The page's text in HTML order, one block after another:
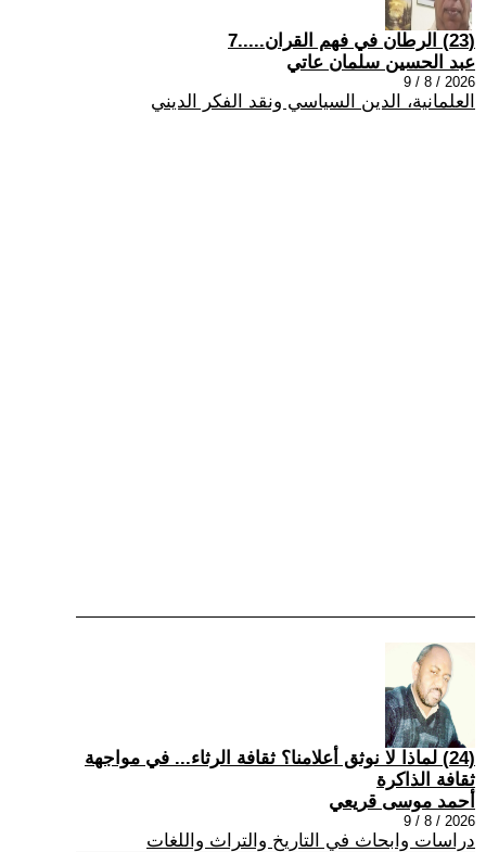
(23) الرطان في فهم القران.....7
عبد الحسين سلمان عاتي
2026 / 8 / 9
العلمانية، الدين السياسي ونقد الفكر الديني
(24) لماذا لا نوثق أعلامنا؟ ثقافة الرثاء... في مواجهة
ثقافة الذاكرة
أحمد موسى قريعي
2026 / 8 / 9
دراسات وابحاث في التاريخ والتراث واللغات